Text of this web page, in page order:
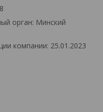
орган: Минский
компании: 25.01.2023